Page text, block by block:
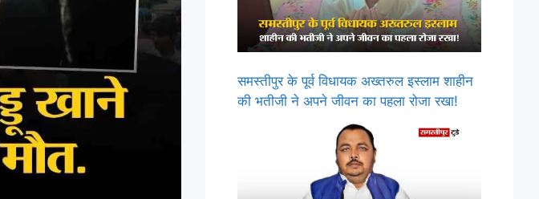
समस्तीपुर के पूर्व विधायक अख्तरुल इस्लाम शाहीन
की भतीजी ने अपने जीवन का पहला रोजा रखा!